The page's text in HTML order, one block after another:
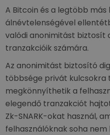
A Bitcoin és a legtöbb
álnévtelenségével
valódi anonimitást biztosít
tranzakcióik számára.
Az anonimitást biztosító
többsége privát kulcsokra
megkönnyíthetik a
elegendő tranzakciót
Zk-SNARK-okat használ,
felhasználóknak soha